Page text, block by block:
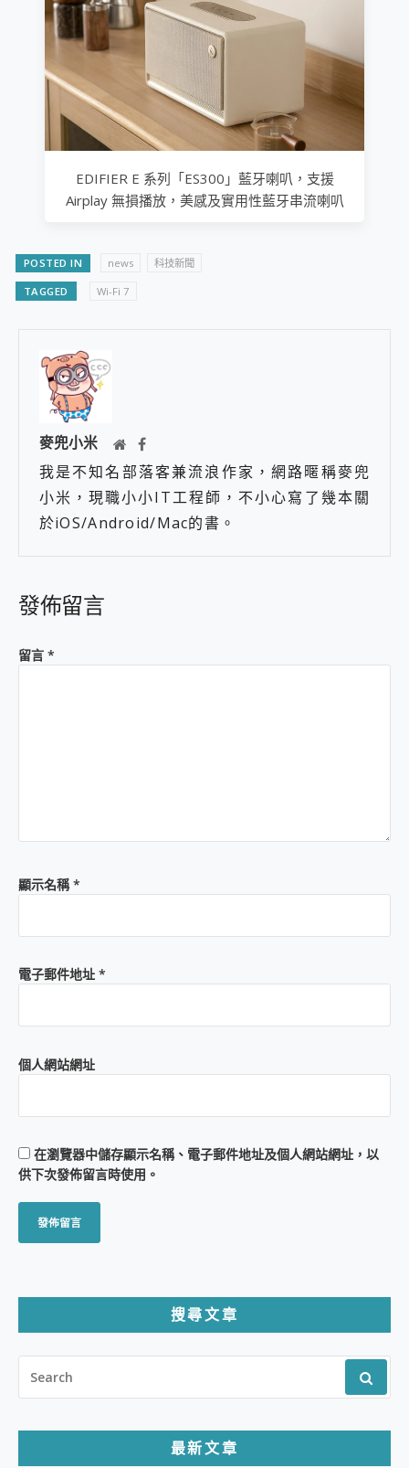
EDIFIER E 系列「ES300」藍牙喇叭，支援
Airplay 無損播放，美感及實用性藍牙串流喇叭
POSTED IN news 科技新聞
TAGGED Wi-Fi 7
麥兜小米
我是不知名部落客兼流浪作家，網路暱稱麥兜
小米，現職小小IT工程師，不小心寫了幾本關
於iOS/Android/Mac的書。
發佈留言
留言 *
顯示名稱*
電子郵件地址 *
個人網站網址
在瀏覽器中儲存顯示名稱、電子郵件地址及個人網站網址，以
供下次發佈留言時使用。
搜尋文章
FOR:
最新文章